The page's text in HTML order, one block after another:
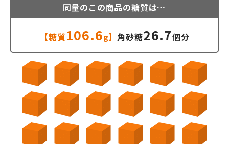
同量のこの商品の糖質は…
【糖質106.6g】 角砂糖26.7個分